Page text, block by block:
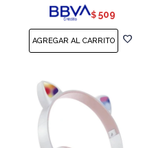
$ 509